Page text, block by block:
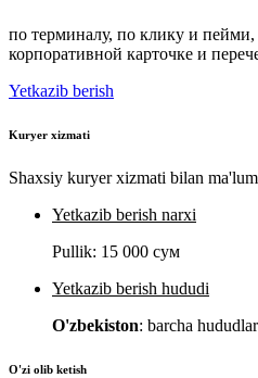
по терминалу, по клику и
корпоративной карточке и
Yetkazib berish
Kuryer xizmati
Shaxsiy kuryer xizmati bilan
Yetkazib berish narxi
Pullik: 15 000 сум
Yetkazib berish hududi
O'zbekiston: barcha hududlar
O'zi olib ketish